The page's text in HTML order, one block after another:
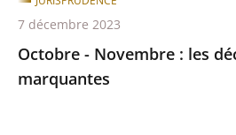
Octobre - Novembre : les
marquantes
7 décembre 2023